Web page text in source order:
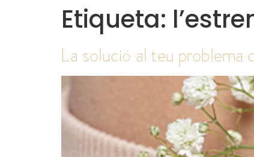
Etiqueta:
La solució al teu problema